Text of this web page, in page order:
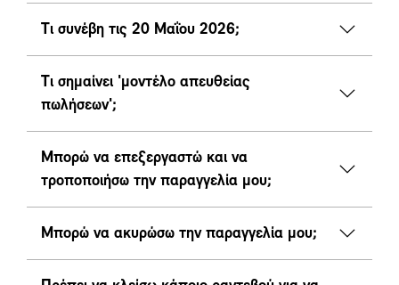
Τι συνέβη τις 20 Μαΐου 2026;
Τι σημαίνει 'μοντέλο απευθείας
πωλήσεων';
Μπορώ να επεξεργαστώ και να
τροποποιήσω την παραγγελία μου;
Μπορώ να ακυρώσω την παραγγελία μου;